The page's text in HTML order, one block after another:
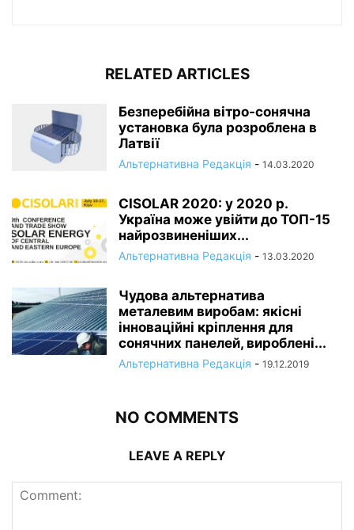
RELATED ARTICLES
Безперебійна вітро-сонячна
установка була розроблена в
Латвії
Альтернативна Редакція - 14.03.2020
CISOLAR 2020: у 2020 р.
Україна може увійти до ТОП-15
найрозвиненіших...
Альтернативна Редакція - 13.03.2020
Чудова альтернатива
металевим виробам: якісні
інноваційні кріплення для
сонячних панелей, вироблені...
Альтернативна Редакція - 19.12.2019
NO COMMENTS
LEAVE A REPLY